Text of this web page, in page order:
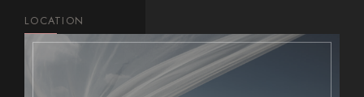
LOCATION